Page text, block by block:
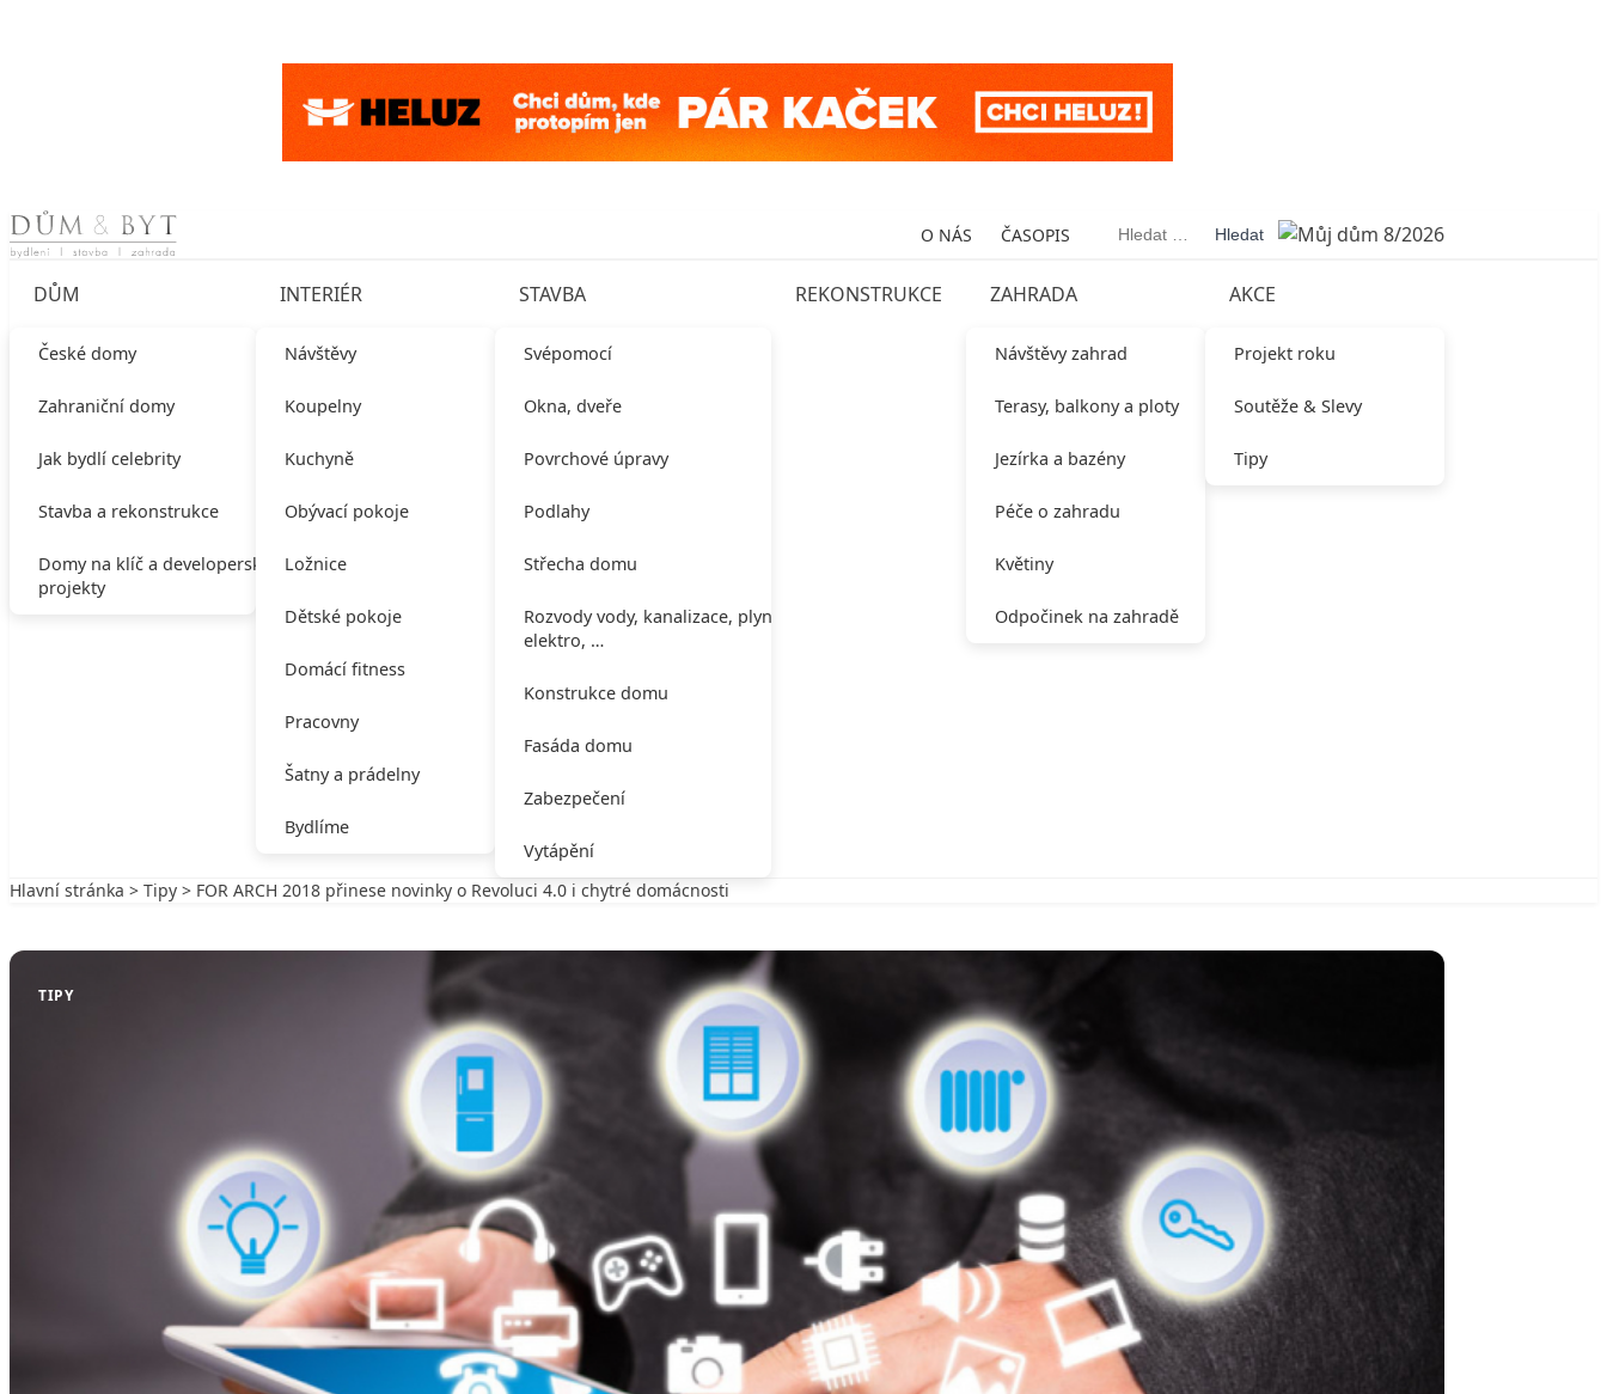
Skip to content O NÁS ČASOPIS Vyhledávání
DŮM
České domy
Zahraniční domy
Jak bydlí celebrity
Stavba a rekonstrukce
Domy na klíč a developerské
projekty
INTERIÉR
Návštěvy
Koupelny
Kuchyně
Obývací pokoje
Ložnice
Dětské pokoje
Domácí fitness
Pracovny
Šatny a prádelny
Bydlíme
STAVBA
Svépomocí
Okna, dveře
Povrchové úpravy
Podlahy
Střecha domu
Rozvody vody, kanalizace, plynu,
elektro, …
Konstrukce domu
Fasáda domu
Zabezpečení
Vytápění
REKONSTRUKCE ZAHRADA
Návštěvy zahrad
Terasy, balkony a ploty
Jezírka a bazény
Péče o zahradu
Květiny
Odpočinek na zahradě
AKCE
Projekt roku
Soutěže & Slevy
Tipy
Hlavní stránka > Tipy > FOR ARCH 2018 přinese novinky o Revoluci 4.0 i chytré domácnosti
TIPY